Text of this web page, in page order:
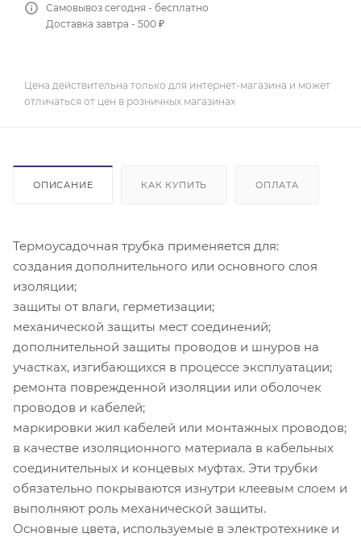
Самовывоз сегодня - бесплатно
Доставка завтра - 500 ₽
Цена действительна только для интернет-магазина и может
отличаться от цен в розничных магазинах
ОПИСАНИЕ КАК КУПИТЬ ОПЛАТА
Термоусадочная трубка применяется для:
создания дополнительного или основного слоя
изоляции;
защиты от влаги, герметизации;
механической защиты мест соединений;
дополнительной защиты проводов и шнуров на
участках, изгибающихся в процессе эксплуатации;
ремонта поврежденной изоляции или оболочек
проводов и кабелей;
маркировки жил кабелей или монтажных проводов;
в качестве изоляционного материала в кабельных
соединительных и концевых муфтах. Эти трубки
обязательно покрываются изнутри клеевым слоем и
выполняют роль механической защиты.
Основные цвета, используемые в электротехнике и